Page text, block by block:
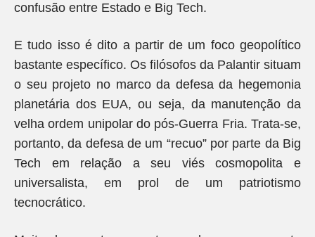
confusão entre Estado e Big Tech.
E tudo isso é dito a partir de um foco geopolítico
bastante específico. Os filósofos da Palantir situam
o seu projeto no marco da defesa da hegemonia
planetária dos EUA, ou seja, da manutenção da
velha ordem unipolar do pós-Guerra Fria. Trata-se,
portanto, da defesa de um “recuo” por parte da Big
Tech em relação a seu viés cosmopolita e
universalista, em prol de um patriotismo
tecnocrático.